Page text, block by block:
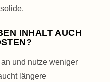
INHALT AUCH
und nutze weniger
längere